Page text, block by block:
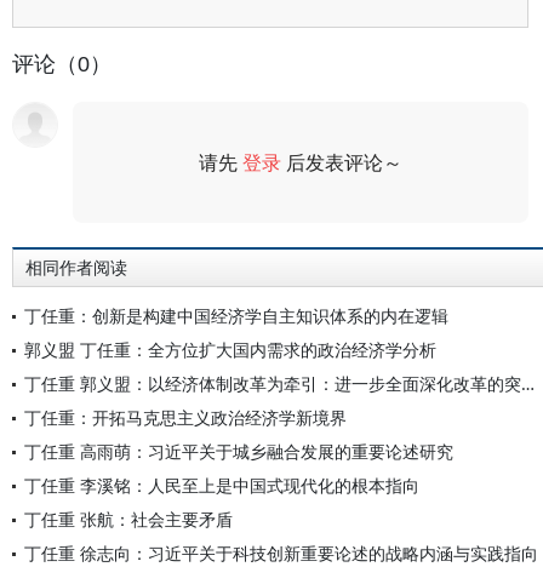
评论（0）
请先登录 后发表评论～
相同作者阅读
丁任重：创新是构建中国经济学自主知识体系的内在逻辑
郭义盟 丁任重：全方位扩大国内需求的政治经济学分析
丁任重 郭义盟：以经济体制改革为牵引：进一步全面深化改革的突破口
丁任重：开拓马克思主义政治经济学新境界
丁任重 高雨萌：习近平关于城乡融合发展的重要论述研究
丁任重 李溪铭：人民至上是中国式现代化的根本指向
丁任重 张航：社会主要矛盾
丁任重 徐志向：习近平关于科技创新重要论述的战略内涵与实践指向